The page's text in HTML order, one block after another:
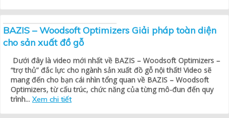
BAZIS – Woodsoft Optimizers Giải pháp toàn diện
cho sản xuất đồ gỗ
Dưới đây là video mới nhất về BAZIS – Woodsoft Optimizers –
“trợ thủ” đắc lực cho ngành sản xuất đồ gỗ nội thất! Video sẽ
mang đến cho bạn cái nhìn tổng quan về BAZIS – Woodsoft
Optimizers, từ cấu trúc, chức năng của từng mô-đun đến quy
trình... Xem chi tiết